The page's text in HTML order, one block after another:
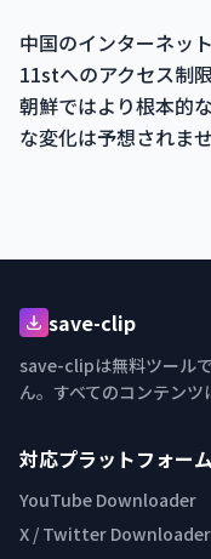
中国のインターネッ
11stへのアクセス制
朝鮮ではより根本的
な変化は予想されませ
save-clip
save-clipは無料ツール
ん。すべてのコンテンツ
対応プラットフォーム
YouTube Downloader
X / Twitter Downloader